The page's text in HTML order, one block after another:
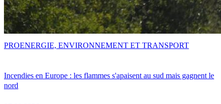
Incendies en Europe : les flammes s'apaisent au sud mais gagnent le
nord
PROENERGIE, ENVIRONNEMENT ET TRANSPORT